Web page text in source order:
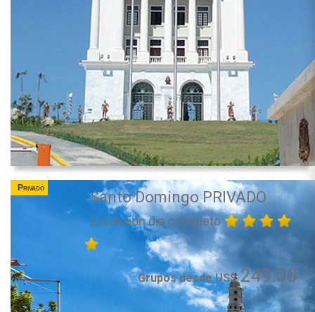
Privado
Santo Domingo PRIVADO
Excursión dia completo
Grupos desde US$249.00